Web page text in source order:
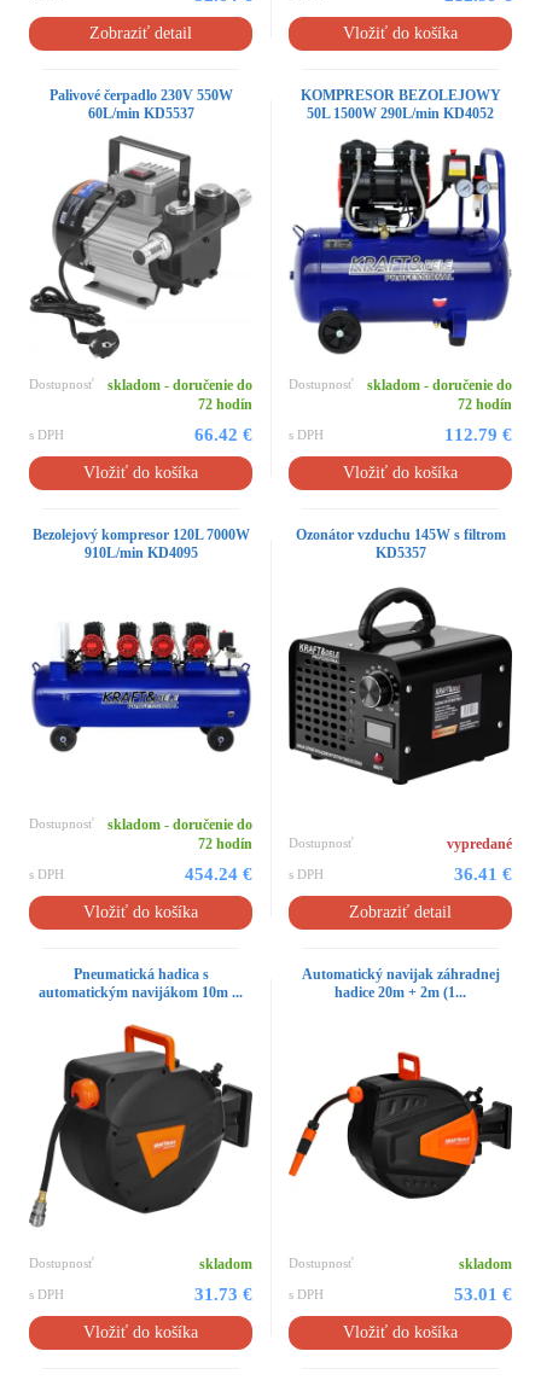
Zobraziť detail Vložiť do košíka
Palivové čerpadlo 230V 550W
60L/min KD5537
Dostupnosť
skladom - doručenie do
72 hodín
s DPH 66.42 €
Vložiť do košíka
KOMPRESOR BEZOLEJOWY
50L 1500W 290L/min KD4052
Dostupnosť
skladom - doručenie do
72 hodín
s DPH 112.79 €
Vložiť do košíka
Bezolejový kompresor 120L 7000W
910L/min KD4095
Dostupnosť
skladom - doručenie do
72 hodín
s DPH 454.24 €
Vložiť do košíka
Ozonátor vzduchu 145W s filtrom
KD5357
Dostupnosť vypredané
s DPH 36.41 €
Zobraziť detail
Pneumatická hadica s
automatickým navijákom 10m ...
Dostupnosť skladom
s DPH 31.73 €
Vložiť do košíka
Automatický navijak záhradnej
hadice 20m + 2m (1...
Dostupnosť skladom
s DPH 53.01 €
Vložiť do košíka